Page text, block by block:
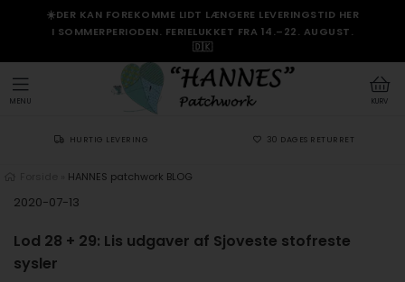
☀️DER KAN FOREKOMME LIDT LÆNGERE LEVERINGSTID HER
I SOMMERPERIODEN. FERIELUKKET FRA 14.–22. AUGUST.
🇩🇰
KURV
MENU
HURTIG LEVERING 30 DAGES RETURRET
HANNES patchwork BLOG
2020-07-13
Lod 28 + 29: Lis udgaver af Sjoveste stofreste
sysler